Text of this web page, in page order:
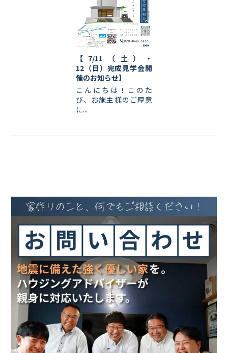
【7/11（土）・
12（日）完成見学会開
催のお知らせ】
こんにちは！このた
び、お施主様のご厚意
に...